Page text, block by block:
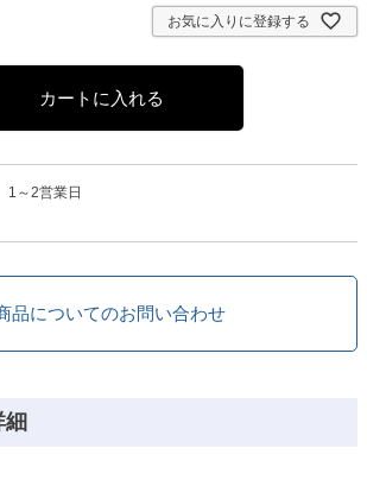
お気に入りに登録する
カートに入れる
1～2営業日
品についてのお問い合わせ
細